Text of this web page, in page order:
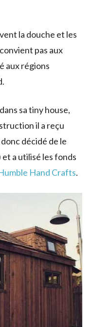
la douche et les
pas aux
aux régions
sa tiny house,
il a reçu
décidé de le
a utilisé les fonds
Hand Crafts.